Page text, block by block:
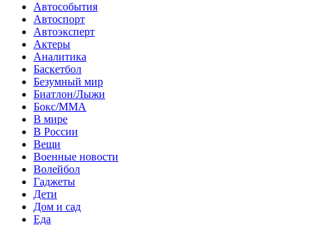
Автособытия
Автоспорт
Автоэксперт
Актеры
Аналитика
Баскетбол
Безумный мир
Биатлон/Лыжи
Бокс/MMA
В мире
В России
Вещи
Военные новости
Волейбол
Гаджеты
Дети
Дом и сад
Еда